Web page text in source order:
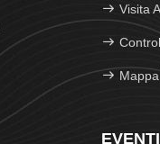
Visita
EVENTI